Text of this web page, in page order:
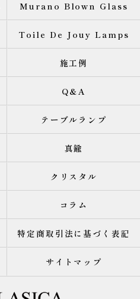
Murano Blown Glass
Toile De Jouy Lamps
施工例
Q&A
テーブルランプ
真鍮
クリスタル
コラム
特定商取引法に基づく表記
サイトマップ